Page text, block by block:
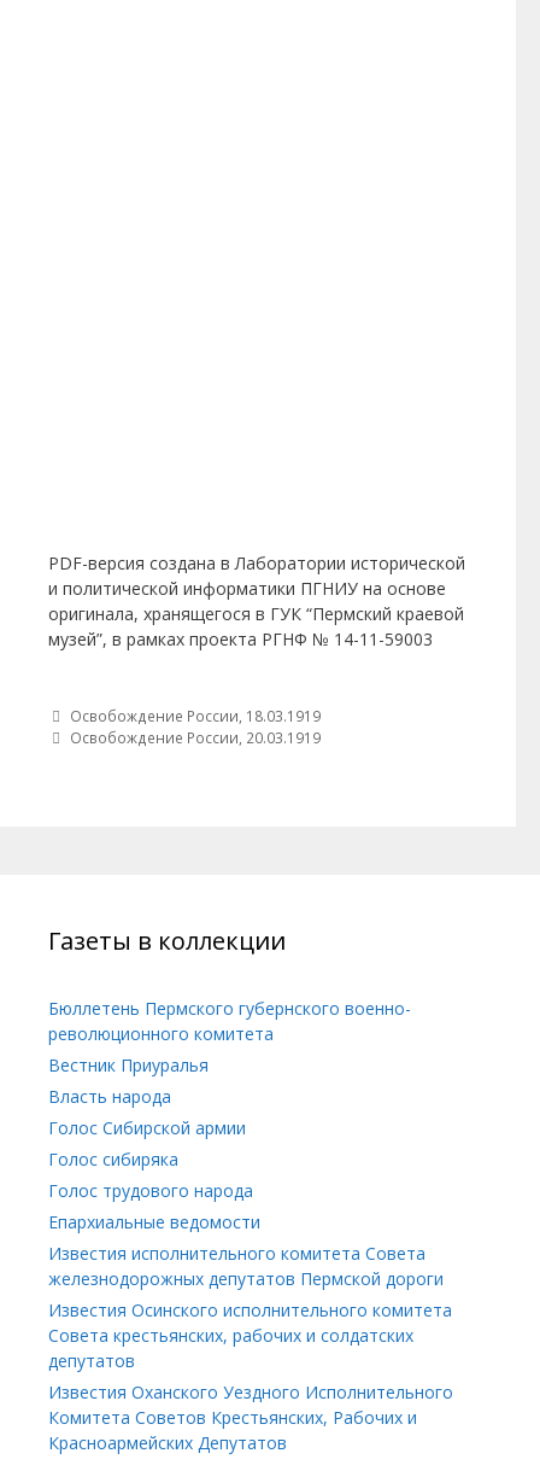
PDF-версия создана в Лаборатории исторической
и политической информатики ПГНИУ на основе
оригинала, хранящегося в ГУК “Пермский краевой
музей”, в рамках проекта РГНФ № 14-11-59003
Post navigation
Освобождение России, 18.03.1919
Освобождение России, 20.03.1919
Газеты в коллекции
Бюллетень Пермского губернского военно-
революционного комитета
Вестник Приуралья
Власть народа
Голос Сибирской армии
Голос сибиряка
Голос трудового народа
Епархиальные ведомости
Известия исполнительного комитета Совета
железнодорожных депутатов Пермской дороги
Известия Осинского исполнительного комитета
Совета крестьянских, рабочих и солдатских
депутатов
Известия Оханского Уездного Исполнительного
Комитета Советов Крестьянских, Рабочих и
Красноармейских Депутатов